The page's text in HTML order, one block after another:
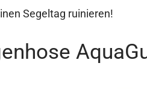
Segeltag ruinieren!